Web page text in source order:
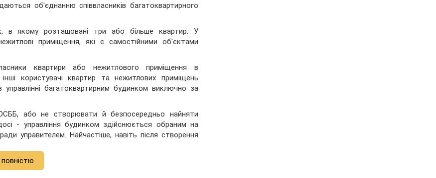
об'єднанню співвласників багатоквартирного
якому розташовані три або більше квартир. У
приміщення, які є самостійними об'єктами
квартири або нежитлового приміщення в
користувачі квартир та нежитлових приміщень
багатоквартирним будинком виключно за
або не створювати й безпосередньо найняти
- управління будинком здійснюється обраним на
управителем. Найчастіше, навіть після створення